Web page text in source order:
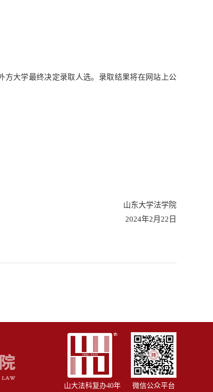
大学最终决定录取人选。录取结果将在网站上公
山东大学法学院
2024年2月22日
山大法科复办40年 微信公众平台